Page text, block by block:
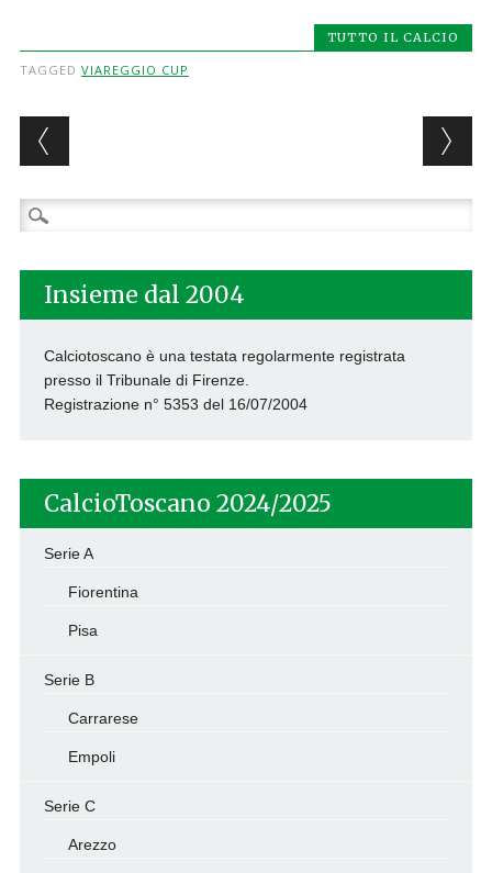
TUTTO IL CALCIO
TAGGED VIAREGGIO CUP
Post navigation
Ricerca
per:
Insieme dal 2004
Calciotoscano è una testata regolarmente registrata
presso il Tribunale di Firenze.
Registrazione n° 5353 del 16/07/2004
CalcioToscano 2024/2025
Serie A
Fiorentina
Pisa
Serie B
Carrarese
Empoli
Serie C
Arezzo